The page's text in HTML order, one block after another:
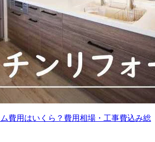
費用はいくら？費用相場・工事費込み総